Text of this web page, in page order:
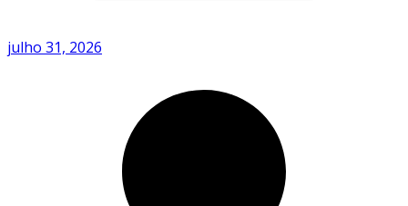
julho 31, 2026